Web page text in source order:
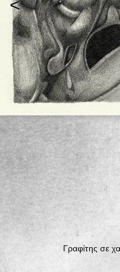
Γραφίτης σε
<